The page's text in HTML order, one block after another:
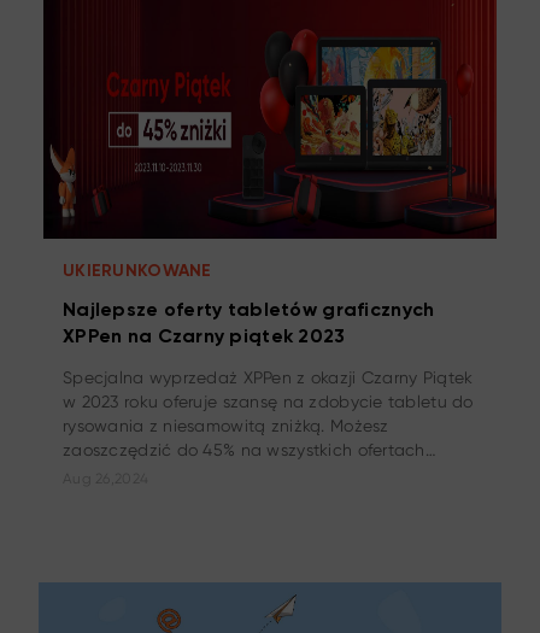
UKIERUNKOWANE
Najlepsze oferty tabletów graficznych
XPPen na Czarny piątek 2023
Specjalna wyprzedaż XPPen z okazji Czarny Piątek
w 2023 roku oferuje szansę na zdobycie tabletu do
rysowania z niesamowitą zniżką. Możesz
zaoszczędzić do 45% na wszystkich ofertach